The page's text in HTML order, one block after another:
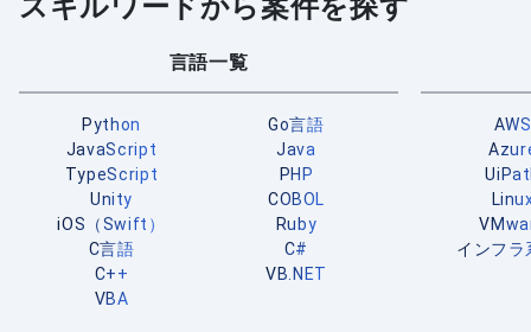
スキルワードから案件を探す
言語一覧
Python
Go言語
JavaScript
Java
TypeScript
PHP
Unity
COBOL
iOS（Swift）
Ruby
C言語
C#
C++
VB.NET
VBA
AWS
インフラ